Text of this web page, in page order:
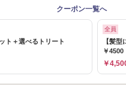
クーポン一覧へ
ト＋選べるトリート
全員
【髪
￥4500
￥